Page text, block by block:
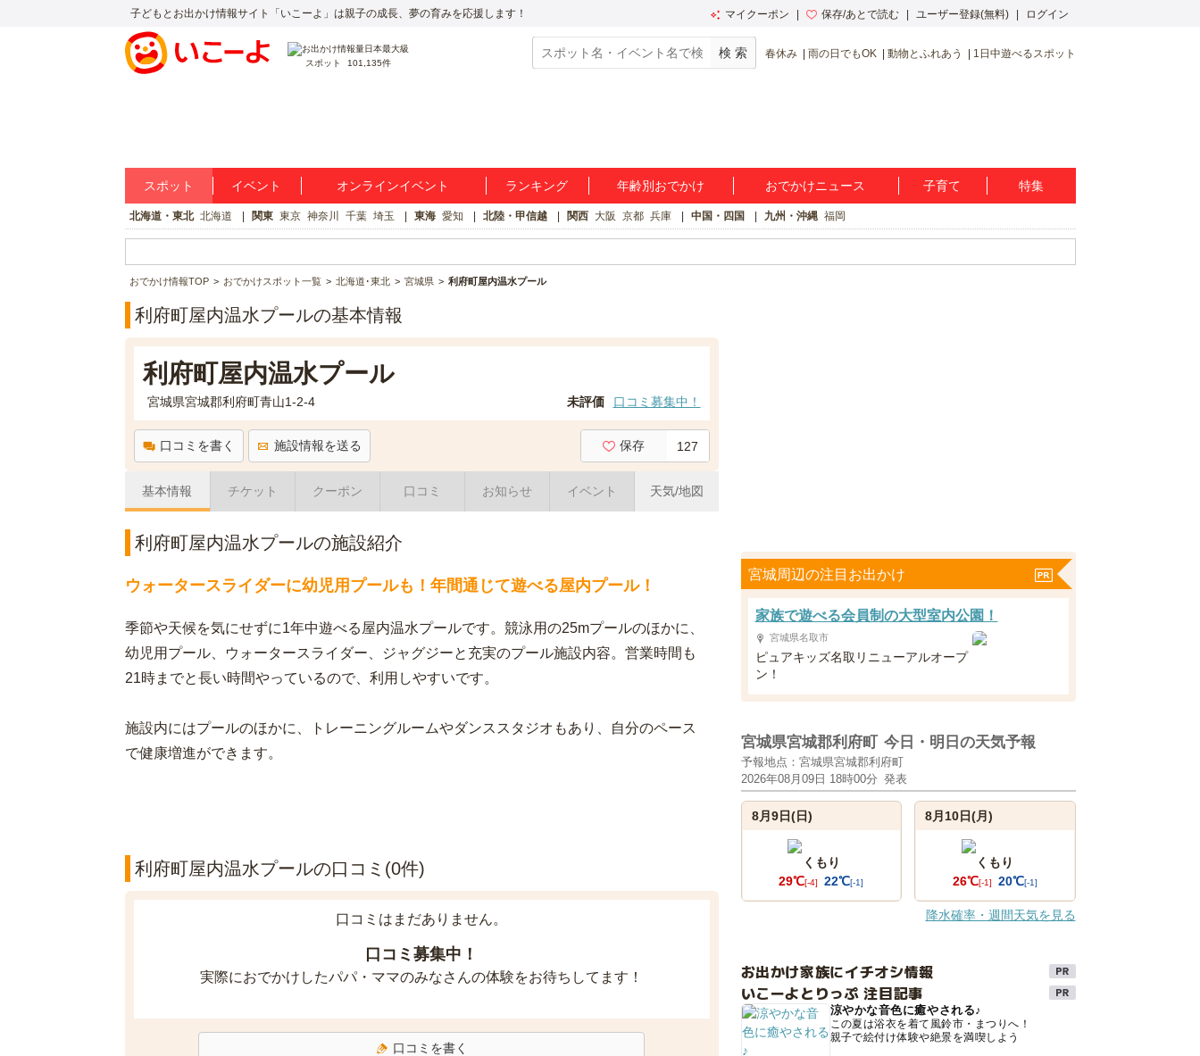
子どもとお出かけ情報サイト「いこーよ」は親子の成長、夢の育みを応援します！ マイクーポン 保存/あとで読む ユーザー登録(無料) ログイン
スポット 101,135件
春休み 雨の日でもOK 動物とふれあう 1日中遊べるスポット
スポット イベント オンラインイベント ランキング 年齢別おでかけ おでかけニュース 子育て 特集
北海道・東北 北海道 関東 東京 神奈川 千葉 埼玉 東海 愛知 北陸・甲信越 関西 大阪 京都 兵庫 中国・四国 九州・沖縄 福岡
おでかけ情報TOP おでかけスポット一覧 北海道･東北 宮城県 利府町屋内温水プール
利府町屋内温水プールの基本情報
利府町屋内温水プール
宮城県宮城郡利府町青山1-2-4 未評価 口コミ募集中！
口コミを書く 施設情報を送る 保存 127
基本情報 チケット クーポン 口コミ お知らせ イベント 天気/地図
利府町屋内温水プールの施設紹介
ウォータースライダーに幼児用プールも！年間通じて遊べる屋内プール！
季節や天候を気にせずに1年中遊べる屋内温水プールです。競泳用の25mプールのほかに、
幼児用プール、ウォータースライダー、ジャグジーと充実のプール施設内容。営業時間も
21時までと長い時間やっているので、利用しやすいです。
施設内にはプールのほかに、トレーニングルームやダンススタジオもあり、自分のペース
で健康増進ができます。
利府町屋内温水プールの口コミ(0件)
口コミはまだありません。
口コミ募集中！
実際におでかけしたパパ・ママのみなさんの体験をお待ちしてます！
口コミを書く
宮城周辺の注目お出かけ
家族で遊べる会員制の大型室内公園！
宮城県名取市
ピュアキッズ名取リニューアルオープ
ン！
宮城県宮城郡利府町 今日・明日の天気予報
予報地点：宮城県宮城郡利府町
2026年08月09日 18時00分 発表
8月9日(日)
くもり
29℃[-4] 22℃[-1]
8月10日(月)
くもり
26℃[-1] 20℃[-1]
降水確率・週間天気を見る
お出かけ家族にイチオシ情報
いこーよとりっぷ 注目記事
涼やかな音色に癒やされる♪
この夏は浴衣を着て風鈴市・まつりへ！
親子で絵付け体験や絶景を満喫しよう